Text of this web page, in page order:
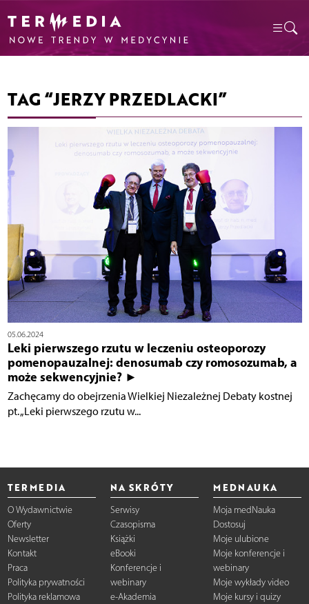
TAG “JERZY PRZEDLACKI”
05.06.2024
Leki pierwszego rzutu w leczeniu osteoporozy
pomenopauzalnej: denosumab czy romosozumab, a
może sekwencyjnie? ►
Zachęcamy do obejrzenia Wielkiej Niezależnej Debaty kostnej
pt. „Leki pierwszego rzutu w...
TERMEDIA
O Wydawnictwie
Oferty
Newsletter
Kontakt
Praca
Polityka prywatności
Polityka reklamowa
NA SKRÓTY
Serwisy
Czasopisma
Książki
eBooki
Konferencje i
webinary
e-Akademia
MEDNAUKA
Moja medNauka
Dostosuj
Moje ulubione
Moje konferencje i
webinary
Moje wykłady video
Moje kursy i quizy